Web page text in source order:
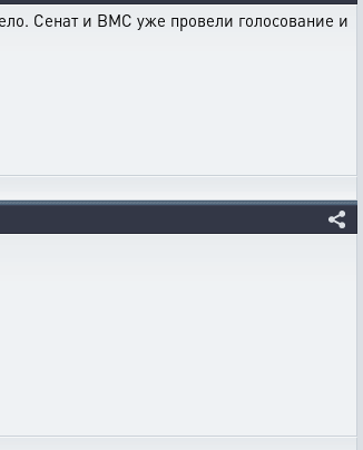
Сенат и ВМС уже провели голосование и